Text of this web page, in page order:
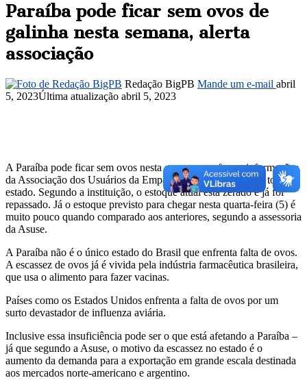
Paraíba pode ficar sem ovos de
galinha nesta semana, alerta
associação
Redação BigPB Mande um e-mail abril
5, 2023Última atualização abril 5, 2023
A Paraíba pode ficar sem ovos nesta semana, conforme informações
da Associação dos Usuários da Empasa (Asuse), que atende todo o
estado. Segundo a instituição, o estoque atual está zerado e já foi
repassado. Já o estoque previsto para chegar nesta quarta-feira (5) é
muito pouco quando comparado aos anteriores, segundo a assessoria
da Asuse.
A Paraíba não é o único estado do Brasil que enfrenta falta de ovos.
A escassez de ovos já é vivida pela indústria farmacêutica brasileira,
que usa o alimento para fazer vacinas.
Países como os Estados Unidos enfrenta a falta de ovos por um
surto devastador de influenza aviária.
Inclusive essa insuficiência pode ser o que está afetando a Paraíba –
já que segundo a Asuse, o motivo da escassez no estado é o
aumento da demanda para a exportação em grande escala destinada
aos mercados norte-americano e argentino.